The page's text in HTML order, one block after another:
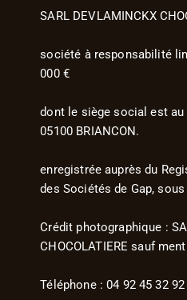
SARL DEVLAMINCKX
société à responsabilité
000 €
dont le siège social est au
05100 BRIANCON.
enregistrée auprès du
des Sociétés de Gap,
Crédit photographique :
CHOCOLATIERE sauf
Téléphone : 04 92 45 32 92